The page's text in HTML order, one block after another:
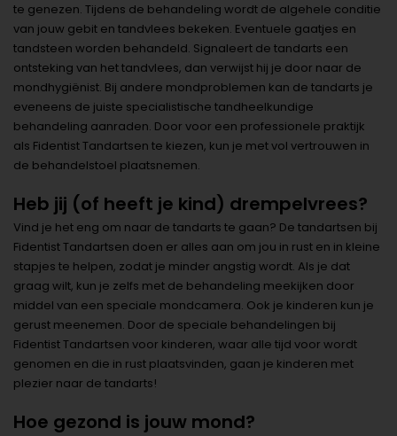
te genezen. Tijdens de behandeling wordt de algehele conditie
van jouw gebit en tandvlees bekeken. Eventuele gaatjes en
tandsteen worden behandeld. Signaleert de tandarts een
ontsteking van het tandvlees, dan verwijst hij je door naar de
mondhygiënist. Bij andere mondproblemen kan de tandarts je
eveneens de juiste specialistische tandheelkundige
behandeling aanraden. Door voor een professionele praktijk
als Fidentist Tandartsen te kiezen, kun je met vol vertrouwen in
de behandelstoel plaatsnemen.
Heb jij (of heeft je kind) drempelvrees?
Vind je het eng om naar de tandarts te gaan? De tandartsen bij
Fidentist Tandartsen doen er alles aan om jou in rust en in kleine
stapjes te helpen, zodat je minder angstig wordt. Als je dat
graag wilt, kun je zelfs met de behandeling meekijken door
middel van een speciale mondcamera. Ook je kinderen kun je
gerust meenemen. Door de speciale behandelingen bij
Fidentist Tandartsen voor kinderen, waar alle tijd voor wordt
genomen en die in rust plaatsvinden, gaan je kinderen met
plezier naar de tandarts!
Hoe gezond is jouw mond?